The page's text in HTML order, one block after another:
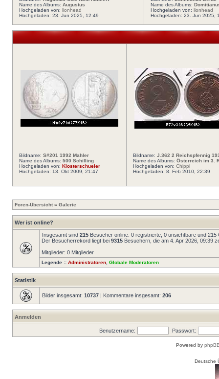
Name des Albums: Augustus
Hochgeladen von: lionhead
Hochgeladen: 23. Jun 2025, 12:49
Name des Albums:
Hochgeladen von: lionhead
Hochgeladen: 23. Jun 2025,
Bildname: S#201 1992 Mahler
Name des Albums: 500 Schilling
Hochgeladen von: Klosterschueler
Hochgeladen: 13. Okt 2009, 21:47
Bildname: J.362 2 Reichspfennig
Name des Albums: Österreich im 3.
Hochgeladen von: Chippi
Hochgeladen: 8. Feb 2010, 22:39
Foren-Übersicht » Galerie
Wer ist online?
Insgesamt sind 215 Besucher online: 0 registrierte, 0 unsichtbare und
Der Besucherrekord liegt bei 9315 Besuchern, die am 4. Apr 2026, 09:39
Mitglieder: 0 Mitglieder
Legende :: Administratoren Globale Moderatoren
Statistik
Bilder insgesamt: 10737 | Kommentare insgesamt: 206
Anmelden
Benutzername: Passwort:
Powered by
Deutsche